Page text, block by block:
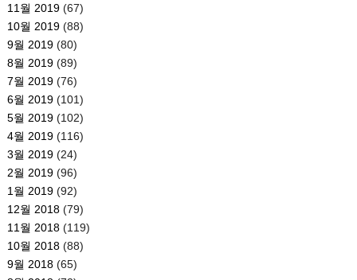
11월 2019(67)
10월 2019(88)
9월 2019(80)
8월 2019(89)
7월 2019(76)
6월 2019(101)
5월 2019(102)
4월 2019(116)
3월 2019(24)
2월 2019(96)
1월 2019(92)
12월 2018(79)
11월 2018(119)
10월 2018(88)
9월 2018(65)